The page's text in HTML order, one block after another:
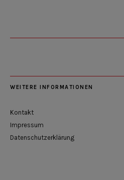
WEITERE INFORMATIONEN
Kontakt
Impressum
Datenschutzerklärung